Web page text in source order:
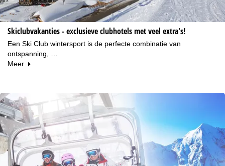
Skiclubvakanties - exclusieve clubhotels met veel extra's!
Een Ski Club wintersport is de perfecte combinatie van
ontspanning, …
Meer